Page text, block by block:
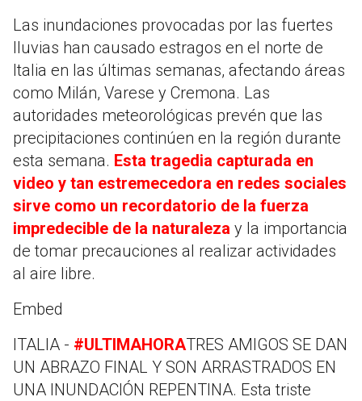
Las inundaciones provocadas por las fuertes
lluvias han causado estragos en el norte de
Italia en las últimas semanas, afectando áreas
como Milán, Varese y Cremona. Las
autoridades meteorológicas prevén que las
precipitaciones continúen en la región durante
esta semana. Esta tragedia capturada en
video y tan estremecedora en redes sociales
sirve como un recordatorio de la fuerza
impredecible de la naturaleza y la importancia
de tomar precauciones al realizar actividades
al aire libre.
Embed
ITALIA - #ULTIMAHORATRES AMIGOS SE DAN
UN ABRAZO FINAL Y SON ARRASTRADOS EN
UNA INUNDACIÓN REPENTINA. Esta triste